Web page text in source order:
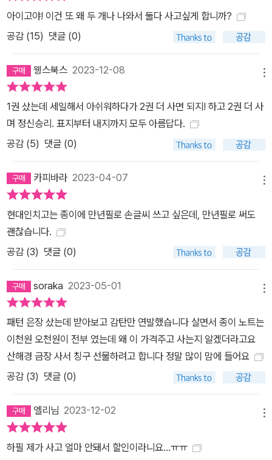
아이고야! 이건 또 왜 두 개나 나와서 둘다 사고싶게 합니까?
공감 (15) 댓글 (0)
웽스북스 2023-12-08
1권 샀는데 세일해서 아쉬워하다가 2권 더 사면 되지! 하고 2권 더 사
며 정신승리. 표지부터 내지까지 모두 아름답다.
공감 (5) 댓글 (0)
카피바라 2023-04-07
현대인치고는 종이에 만년필로 손글씨 쓰고 싶은데, 만년필로 써도
괜찮습니다.
공감 (3) 댓글 (0)
soraka 2023-05-01
패턴 은장 샀는데 받아보고 감탄만 연발했습니다 살면서 종이 노트는
이천원 오천원이 전부 였는데 왜 이 가격주고 사는지 알겠더라고요
산해경 금장 사서 칭구 선물하려고 합니다 정말 많이 맘에 들어요
공감 (3) 댓글 (0)
엘리님 2023-12-02
하필 제가 사고 얼마 안돼서 할인이라니요...ㅠㅠ